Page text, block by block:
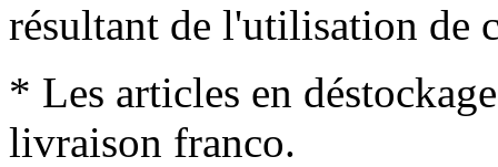
résultant de l'utilisation de
* Les articles en
livraison franco.